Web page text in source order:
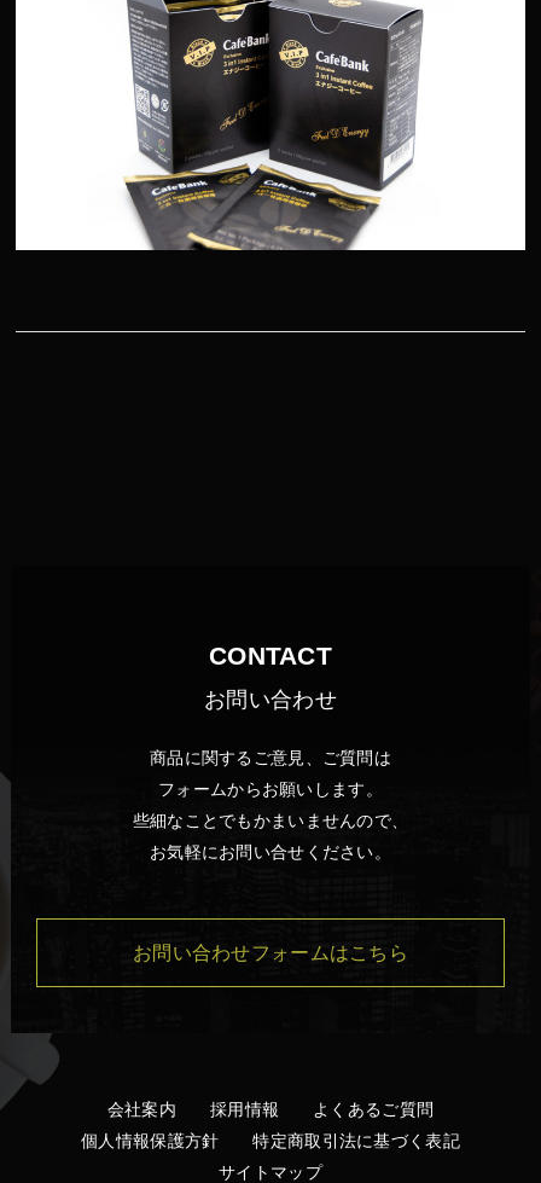
CONTACT
お問い合わせ
商品に関するご意見、ご質問は
フォームからお願いします。
些細なことでもかまいませんので、
お気軽にお問い合せください。
お問い合わせフォームはこちら
会社案内 採用情報
よくあるご質問
個人情報保護方針
特定商取引法に基づく表記
サイトマップ